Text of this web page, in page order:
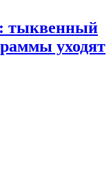
тыквенный
уходят